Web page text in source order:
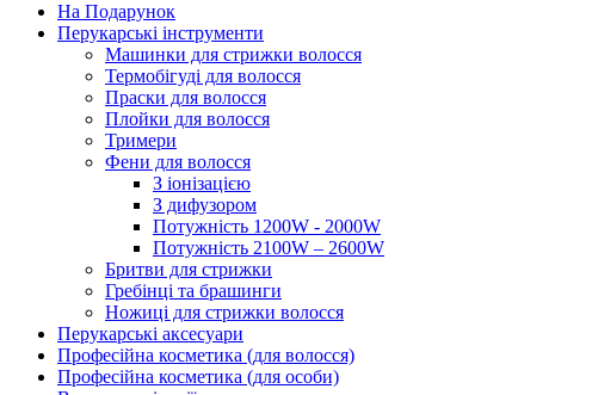
На Подарунок
Перукарські інструменти
Машинки для стрижки волосся
Термобігуді для волосся
Праски для волосся
Плойки для волосся
Тримери
Фени для волосся
З іонізацією
З дифузором
Потужність 1200W - 2000W
Потужність 2100W – 2600W
Бритви для стрижки
Гребінці та брашинги
Ножиці для стрижки волосся
Перукарські аксесуари
Професійна косметика (для волосся)
Професійна косметика (для особи)